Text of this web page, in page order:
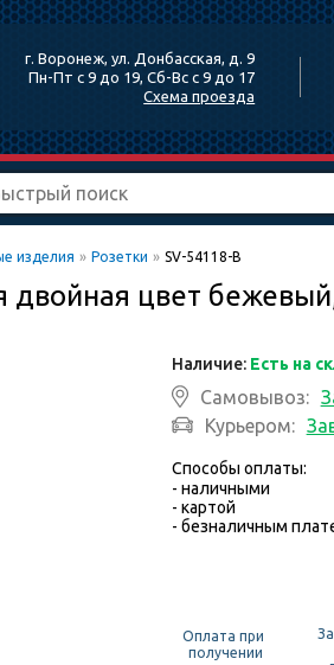
г. Воронеж, ул. Донбасская, д. 9
Пн-Пт с 9 до 19, Сб-Вс с 9 до 17
Схема проезда
изделия » Розетки » SV-54118-B
цвет
Наличие: Есть на
Самовывоз:
Курьером:
Способы оплаты:
- наличными
- картой
- безналичным
Оплата при
получении